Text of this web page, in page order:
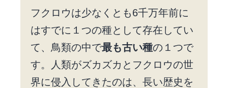
フクロウは少なくとも6千万年前に
はすでに１つの種として存在してい
て、鳥類の中で最も古い種の１つで
す。人類がズカズカとフクロウの世
界に侵入してきたのは、長い歴史を